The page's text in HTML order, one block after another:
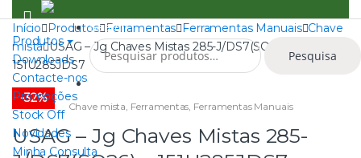
navigation
content
Produtos
Downloads
Contacte-nos
Promoções
Stock Off
Novidades
Minha Consulta
Search
Pesquisar
por:
Pesquisa
Início Produtos Ferramentas Ferramentas Manuais Chave
mista USAG – Jg Chaves Mistas 285-J/DS7(SO26) –
151U285JDS7
-32%
Chave mista, Ferramentas, Ferramentas Manuais
USAG – Jg Chaves Mistas 285-